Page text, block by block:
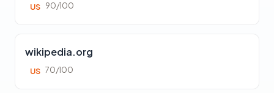
US 90/100
wikipedia.org
US 70/100